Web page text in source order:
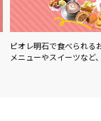
ピオレ明石で食べられる
メニューやスイーツなど